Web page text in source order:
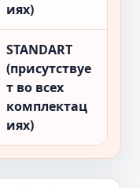
иях)
STANDART
(присутствуе
т во всех
комплектац
иях)